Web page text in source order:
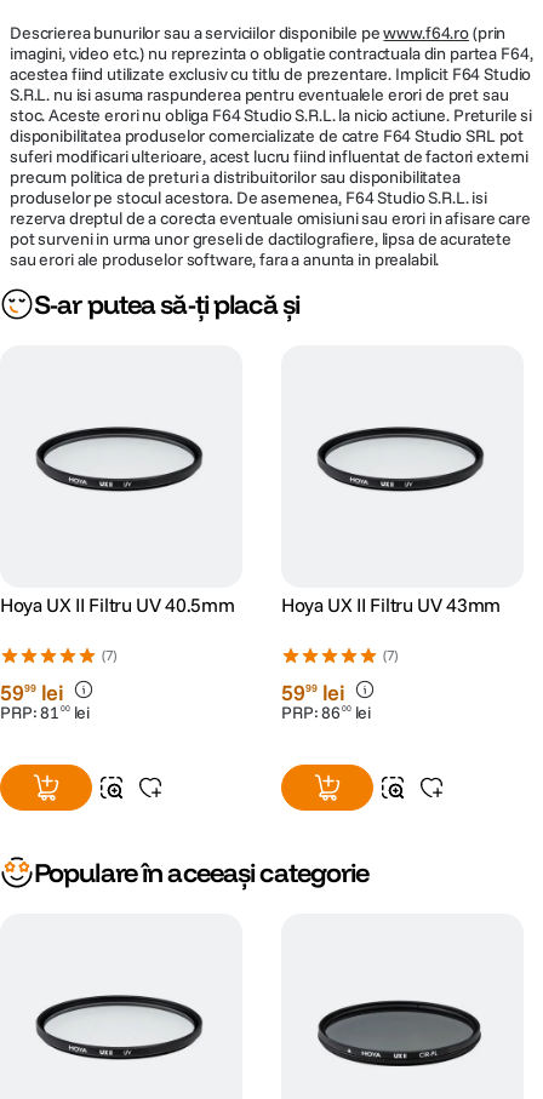
Descrierea bunurilor sau a serviciilor disponibile pewww.f64.ro(prin
imagini, video etc.) nu reprezinta o obligatie contractuala din partea F64,
acestea fiind utilizate exclusiv cu titlu de prezentare. Implicit F64 Studio
S.R.L. nu isi asuma raspunderea pentru eventualele erori de pret sau
stoc. Aceste erori nu obliga F64 Studio S.R.L. la nicio actiune. Preturile si
disponibilitatea produselor comercializate de catre F64 Studio SRL pot
suferi modificari ulterioare, acest lucru fiind influentat de factori externi
precum politica de preturi a distribuitorilor sau disponibilitatea
produselor pe stocul acestora. De asemenea, F64 Studio S.R.L. isi
rezerva dreptul de a corecta eventuale omisiuni sau erori in afisare care
pot surveni in urma unor greseli de dactilografiere, lipsa de acuratete
sau erori ale produselor software, fara a anunta in prealabil.
S-ar putea să-ți placă și
Hoya UX II Filtru UV 40.5mm
(7)
5999 lei
PRP:81 00 lei
Hoya UX II Filtru UV 43mm
(7)
5999 lei
PRP:86 00 lei
Populare în aceeași categorie